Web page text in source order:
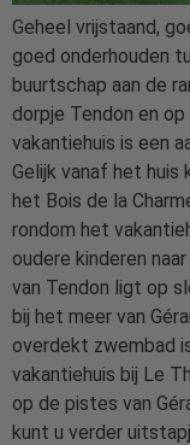
Geheel vrijstaand,
goed onderhouden
buurtschap aan de
dorpje Tendon en
vakantiehuis is een
Gelijk vanaf het huis
het Bois de la
rondom het
oudere kinderen
van Tendon ligt op
bij het meer van
overdekt zwembad
vakantiehuis bij Le
op de pistes van
kunt u verder